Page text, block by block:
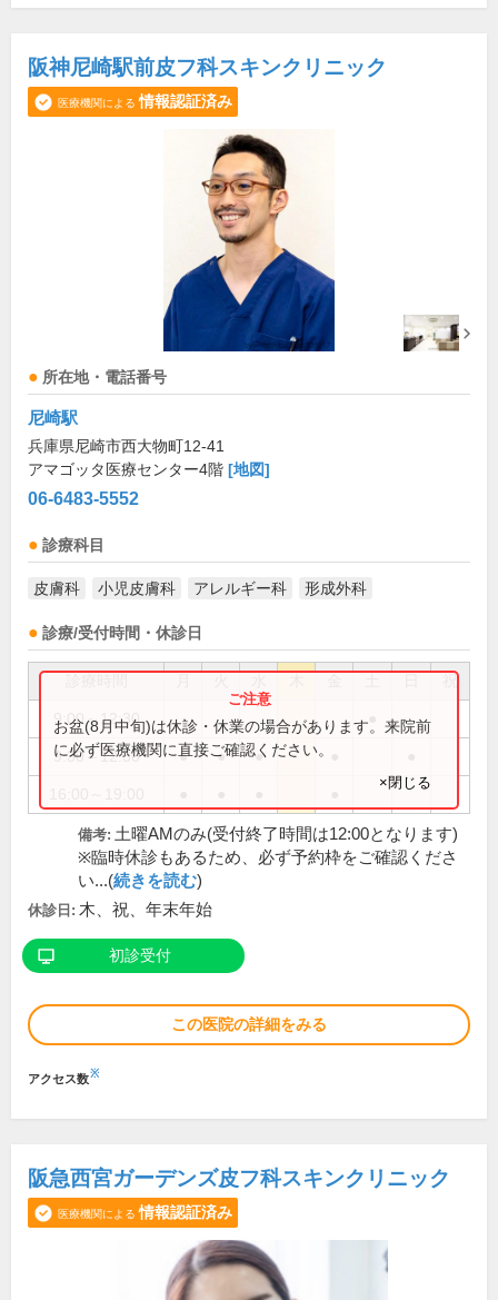
阪神尼崎駅前皮フ科スキンクリニック
医療機関による 情報認証済み
所在地・電話番号
尼崎駅
兵庫県尼崎市西大物町12-41
アマゴッタ医療センター4階 [地図]
06-6483-5552
診療科目
皮膚科 小児皮膚科 アレルギー科 形成外科
診療/受付時間・休診日
祝
9:00～12:30
9:30～12:30 ● ● ●
お盆(8月中旬)は休診・休業の場合があります。来院前
に必ず医療機関に直接ご確認ください。
×閉じる
備考: 土曜AMのみ(受付終了時間は12:00となります)
※臨時休診もあるため、必ず予約枠をご確認くださ
い...(続きを読む)
休診日: 木、祝、年末年始
初診受付
この医院の詳細をみる
アクセス数※
阪急西宮ガーデンズ皮フ科スキンクリニック
医療機関による 情報認証済み